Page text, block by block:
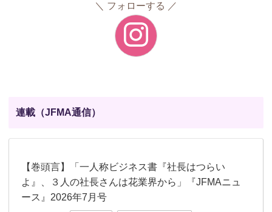
フォローする
連載（JFMA通信）
【巻頭言】「一人称ビジネス書『社長はつらい
よ』、３人の社長さんは花業界から」『JFMAニュ
ース』2026年7月号